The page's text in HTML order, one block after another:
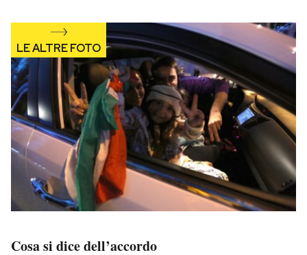
Cosa si dice dell’accordo